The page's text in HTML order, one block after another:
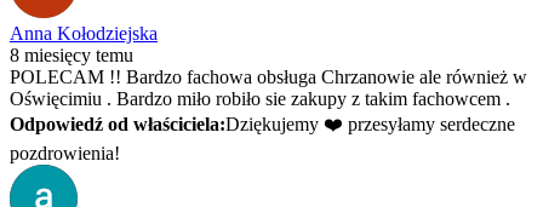
Anna Kołodziejska
8 miesięcy temu
POLECAM !! Bardzo fachowa obsługa Chrzanowie ale również w
Oświęcimiu . Bardzo miło robiło sie zakupy z takim fachowcem .
Odpowiedź od właściciela:Dziękujemy ❤️ przesyłamy serdeczne
pozdrowienia!